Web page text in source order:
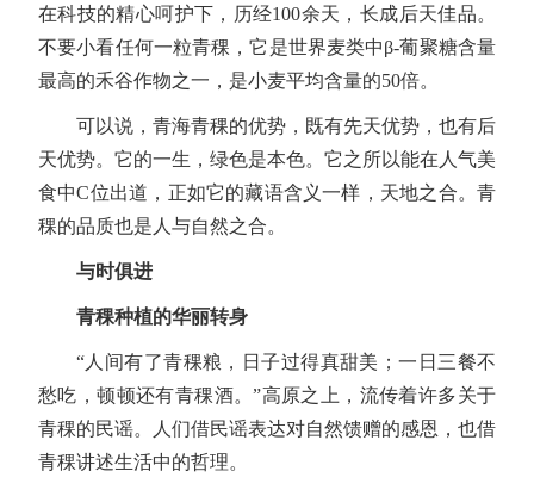
在科技的精心呵护下，历经100余天，长成后天佳品。
不要小看任何一粒青稞，它是世界麦类中β-葡聚糖含量
最高的禾谷作物之一，是小麦平均含量的50倍。
可以说，青海青稞的优势，既有先天优势，也有后
天优势。它的一生，绿色是本色。它之所以能在人气美
食中C位出道，正如它的藏语含义一样，天地之合。青
稞的品质也是人与自然之合。
与时俱进
青稞种植的华丽转身
“人间有了青稞粮，日子过得真甜美；一日三餐不
愁吃，顿顿还有青稞酒。”高原之上，流传着许多关于
青稞的民谣。人们借民谣表达对自然馈赠的感恩，也借
青稞讲述生活中的哲理。